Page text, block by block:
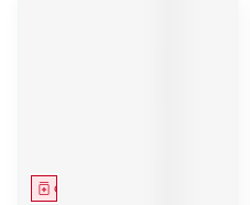
Geneesmiddel